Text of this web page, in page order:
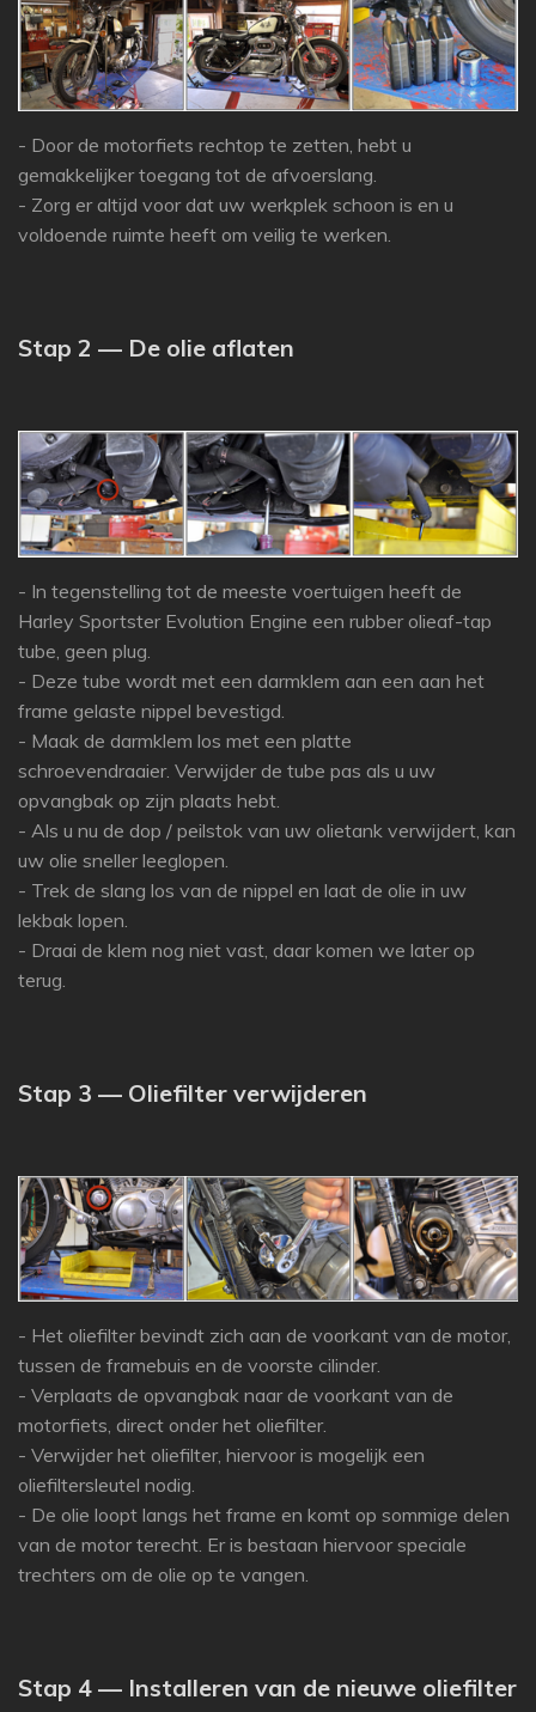
- Door de motorfiets rechtop te zetten, hebt u
gemakkelijker toegang tot de afvoerslang.
- Zorg er altijd voor dat uw werkplek schoon is en u
voldoende ruimte heeft om veilig te werken.
Stap 2 — De olie aflaten
- In tegenstelling tot de meeste voertuigen heeft de
Harley Sportster Evolution Engine een rubber olieaf-tap
tube, geen plug.
- Deze tube wordt met een darmklem aan een aan het
frame gelaste nippel bevestigd.
- Maak de darmklem los met een platte
schroevendraaier. Verwijder de tube pas als u uw
opvangbak op zijn plaats hebt.
- Als u nu de dop / peilstok van uw olietank verwijdert, kan
uw olie sneller leeglopen.
- Trek de slang los van de nippel en laat de olie in uw
lekbak lopen.
- Draai de klem nog niet vast, daar komen we later op
terug.
Stap 3 — Oliefilter verwijderen
- Het oliefilter bevindt zich aan de voorkant van de motor,
tussen de framebuis en de voorste cilinder.
- Verplaats de opvangbak naar de voorkant van de
motorfiets, direct onder het oliefilter.
- Verwijder het oliefilter, hiervoor is mogelijk een
oliefiltersleutel nodig.
- De olie loopt langs het frame en komt op sommige delen
van de motor terecht. Er is bestaan hiervoor speciale
trechters om de olie op te vangen.
Stap 4 — Installeren van de nieuwe oliefilter